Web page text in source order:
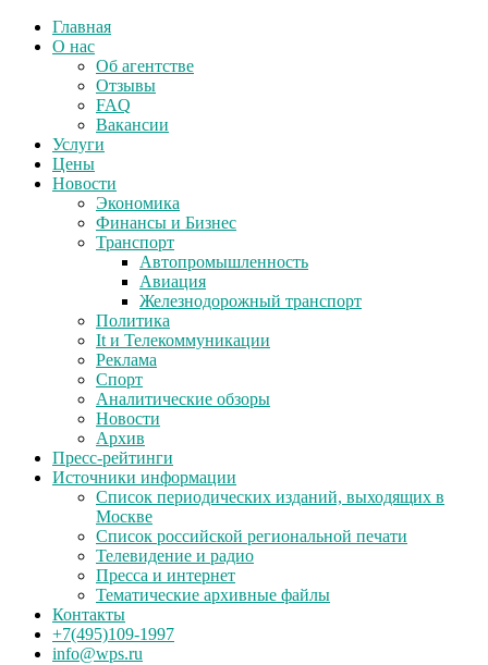
Главная
О нас
Об агентстве
Отзывы
FAQ
Вакансии
Услуги
Цены
Новости
Экономика
Финансы и Бизнес
Транспорт
Автопромышленность
Авиация
Железнодорожный транспорт
Политика
It и Телекоммуникации
Реклама
Спорт
Аналитические обзоры
Новости
Архив
Пресс-рейтинги
Источники информации
Список периодических изданий, выходящих в
Москве
Список российской региональной печати
Телевидение и радио
Пресса и интернет
Тематические архивные файлы
Контакты
+7(495)109-1997
info@wps.ru